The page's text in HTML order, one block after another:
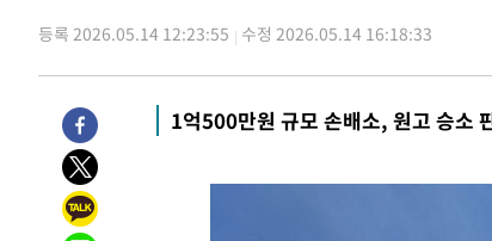
등록 2026.05.14 12:23:55 수정 2026.05.14 16:18:33
1억500만원 규모 손배소, 원고 승소